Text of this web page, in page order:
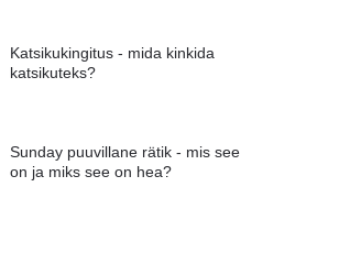
Katsikukingitus - mida kinkida
katsikuteks?
Sunday puuvillane rätik - mis see
on ja miks see on hea?